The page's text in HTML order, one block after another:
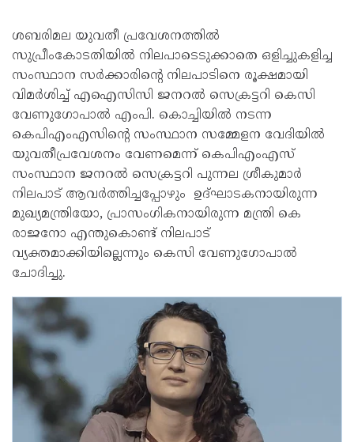
ശബരിമല യുവതീ പ്രവേശനത്തിൽ
സുപ്രീംകോടതിയിൽ നിലപാടെടുക്കാതെ ഒളിച്ചുകളിച്ച
സംസ്ഥാന സർക്കാരിന്റെ നിലപാടിനെ രൂക്ഷമായി
വിമർശിച്ച് എഐസിസി ജനറൽ സെക്രട്ടറി കെസി
വേണുഗോപാൽ എംപി. കൊച്ചിയിൽ നടന്ന
കെപിഎംഎസിന്റെ സംസ്ഥാന സമ്മേളന വേദിയിൽ
യുവതീപ്രവേശനം വേണമെന്ന് കെപിഎംഎസ്
സംസ്ഥാന ജനറൽ സെക്രട്ടറി പുന്നല ശ്രീകുമാർ
നിലപാട് ആവർത്തിച്ചപ്പോഴും ഉദ്ഘാടകനായിരുന്ന
മുഖ്യമന്ത്രിയോ, പ്രാസംഗികനായിരുന്ന മന്ത്രി കെ
രാജനോ എന്തുകൊണ്ട് നിലപാട്
വ്യക്തമാക്കിയില്ലെന്നും കെസി വേണുഗോപാൽ
ചോദിച്ചു.